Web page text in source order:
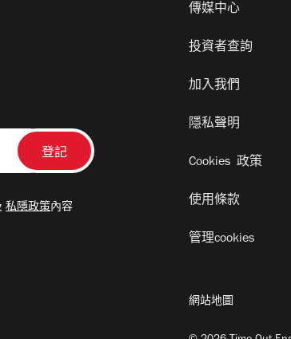
私隱政策內容
傳媒中心
投資者查詢
加入我們
隱私聲明
Cookies 政策
使用條款
管理cookies
網站地圖